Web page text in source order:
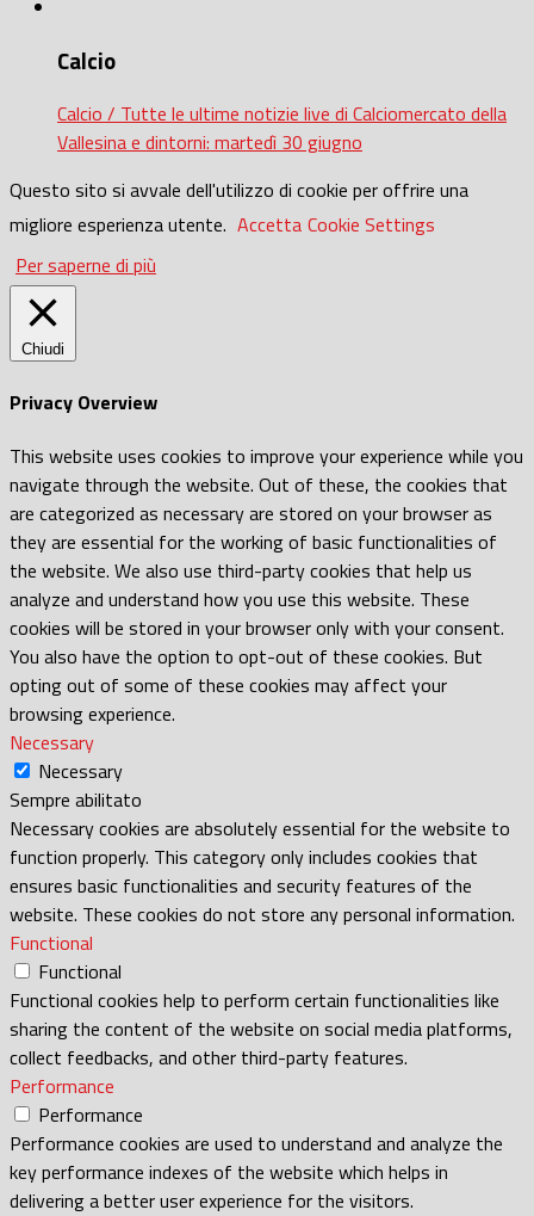
Calcio
Calcio / Tutte le ultime notizie live di Calciomercato della
Vallesina e dintorni: martedì 30 giugno
Questo sito si avvale dell'utilizzo di cookie per offrire una
migliore esperienza utente. Accetta Cookie Settings
Per saperne di più
Chiudi
Privacy Overview
This website uses cookies to improve your experience while you
navigate through the website. Out of these, the cookies that
are categorized as necessary are stored on your browser as
they are essential for the working of basic functionalities of
the website. We also use third-party cookies that help us
analyze and understand how you use this website. These
cookies will be stored in your browser only with your consent.
You also have the option to opt-out of these cookies. But
opting out of some of these cookies may affect your
browsing experience.
Necessary
Necessary
Sempre abilitato
Necessary cookies are absolutely essential for the website to
function properly. This category only includes cookies that
ensures basic functionalities and security features of the
website. These cookies do not store any personal information.
Functional
Functional
Functional cookies help to perform certain functionalities like
sharing the content of the website on social media platforms,
collect feedbacks, and other third-party features.
Performance
Performance
Performance cookies are used to understand and analyze the
key performance indexes of the website which helps in
delivering a better user experience for the visitors.